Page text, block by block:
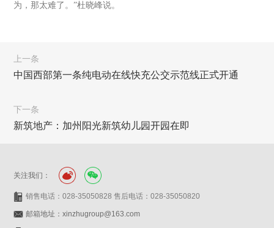
为，那太难了。”杜晓峰说。
上一条
中国西部第一条纯电动在线快充公交示范线正式开通
下一条
新筑地产：加州阳光新筑幼儿园开园在即
关注我们：
销售电话：028-35050828 售后电话：028-35050820
邮箱地址：xinzhugroup@163.com